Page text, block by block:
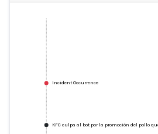
Incident Occurrence
KFC culpa al bot por la promoción del pollo